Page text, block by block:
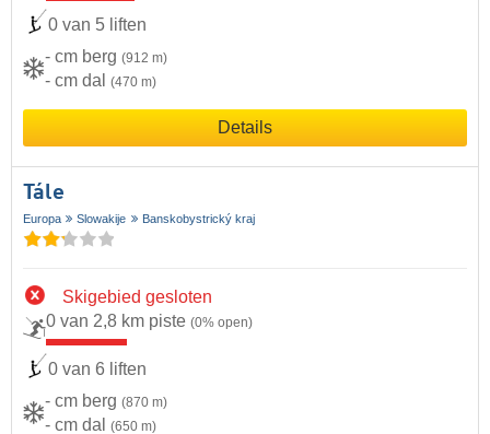
0 van 5 liften
- cm berg (912 m)
- cm dal (470 m)
Details
Tále
Europa Slowakije Banskobystrický kraj
Skigebied gesloten
0 van 2,8 km piste (0% open)
0 van 6 liften
- cm berg (870 m)
- cm dal (650 m)